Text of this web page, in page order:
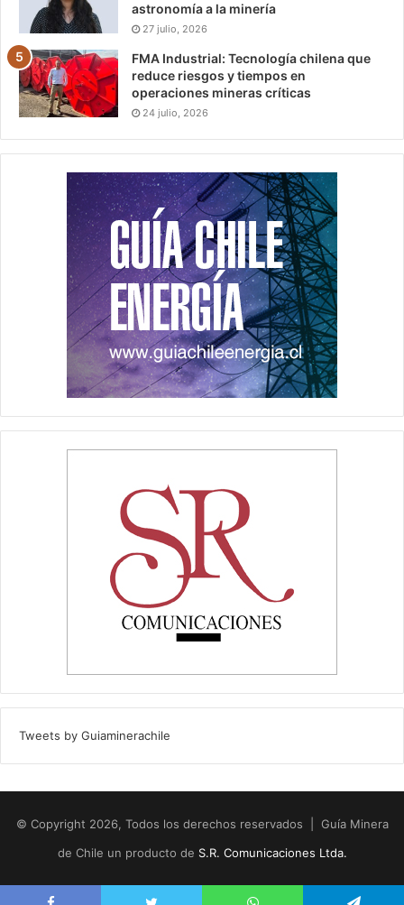
astronomía a la minería
27 julio, 2026
FMA Industrial: Tecnología chilena que
reduce riesgos y tiempos en
operaciones mineras críticas
24 julio, 2026
Tweets by Guiaminerachile
© Copyright 2026, Todos los derechos reservados | Guía Minera
de Chile un producto de S.R. Comunicaciones Ltda.